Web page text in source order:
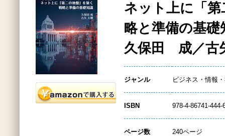
ネット上に「
略と準備の基礎
久保田 成／
ジャンル ビジネス・情報
ISBN 978-4-86741-444-
ページ数 240ページ